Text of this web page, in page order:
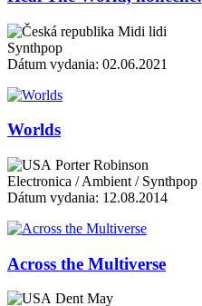
Midi lidi
Synthpop
Dátum vydania: 02.06.2021
Worlds
Porter Robinson
Electronica / Ambient / Synthpop
Dátum vydania: 12.08.2014
Across the Multiverse
Dent May